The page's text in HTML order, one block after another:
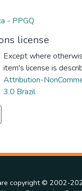
- PPGQ
license
Except where
item's license is
Attribution-
3.0 Brazil
copyright © 2002-